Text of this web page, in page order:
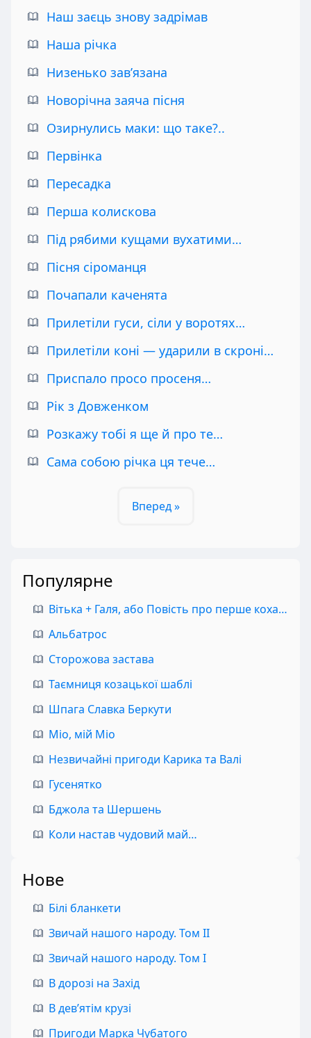
Наш заєць знову задрімав
Наша річка
Низенько зав’язана
Новорічна заяча пісня
Озирнулись маки: що таке?..
Первінка
Пересадка
Перша колискова
Під рябими кущами вухатими…
Пісня сіроманця
Почапали каченята
Прилетіли гуси, сіли у воротях…
Прилетіли коні — ударили в скроні…
Приспало просо просеня…
Рік з Довженком
Розкажу тобі я ще й про те…
Сама собою річка ця тече…
Вперед »
Популярне
Вітька + Галя, або Повість про перше кохання
Альбатрос
Сторожова застава
Таємниця козацької шаблі
Шпага Славка Беркути
Міо, мій Міо
Незвичайні пригоди Карика та Валі
Гусенятко
Бджола та Шершень
Коли настав чудовий май…
Нове
Білі бланкети
Звичай нашого народу. Том II
Звичай нашого народу. Том I
В дорозі на Захід
В дев’ятім крузі
Пригоди Марка Чубатого